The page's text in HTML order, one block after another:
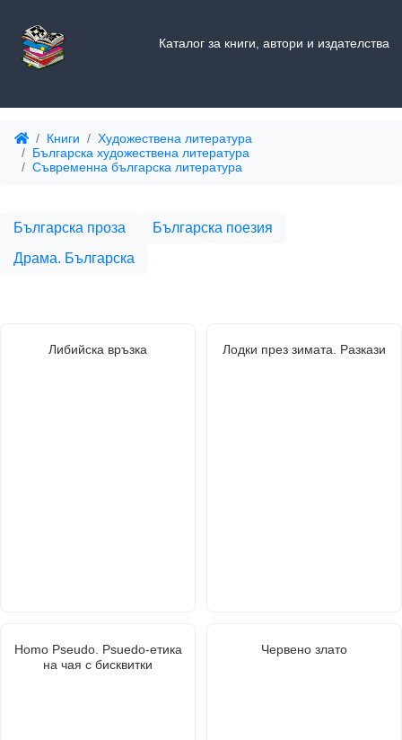
Каталог за книги, автори и издателства
Книги
Художествена литература
Българска художествена литература
Съвременна българска литература
Българска проза
Българска поезия
Драма. Българска
Либийска връзка Лодки през зимата. Разкази
Homo Pseudo. Psuedo-етика
на чая с бисквитки
Червено злато